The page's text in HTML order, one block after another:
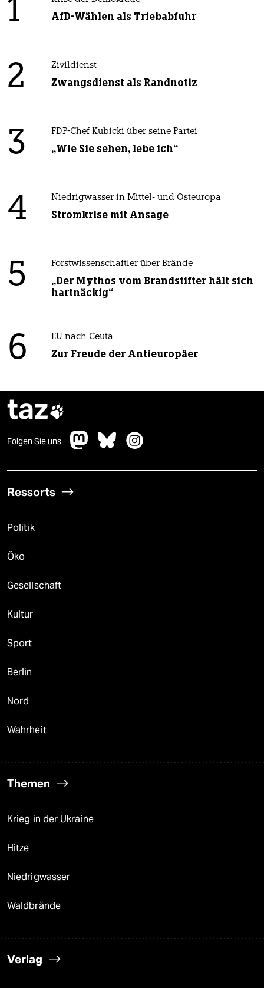
1 AfD-Wählen als Triebabfuhr
2 Zivildienst
Zwangsdienst als Randnotiz
3 FDP-Chef Kubicki über seine Partei
„Wie Sie sehen, lebe ich“
4 Niedrigwasser in Mittel- und Osteuropa
Stromkrise mit Ansage
5 Forstwissenschaftler über Brände
„Der Mythos vom Brandstifter hält sich
hartnäckig“
6 EU nach Ceuta
Zur Freude der Antieuropäer
taz
Folgen Sie uns
Ressorts
Politik
Öko
Gesellschaft
Kultur
Sport
Berlin
Nord
Wahrheit
Themen
Krieg in der Ukraine
Hitze
Niedrigwasser
Waldbrände
Verlag